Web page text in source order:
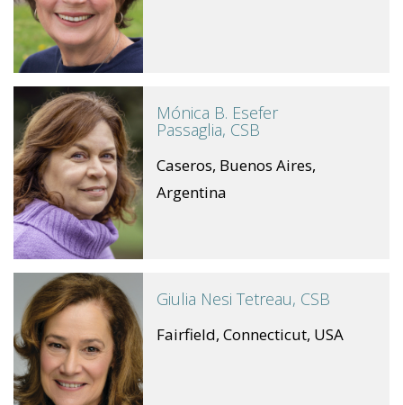
Mónica B. Esefer
Passaglia, CSB
Caseros, Buenos Aires,
Argentina
Giulia Nesi Tetreau, CSB
Fairfield, Connecticut, USA